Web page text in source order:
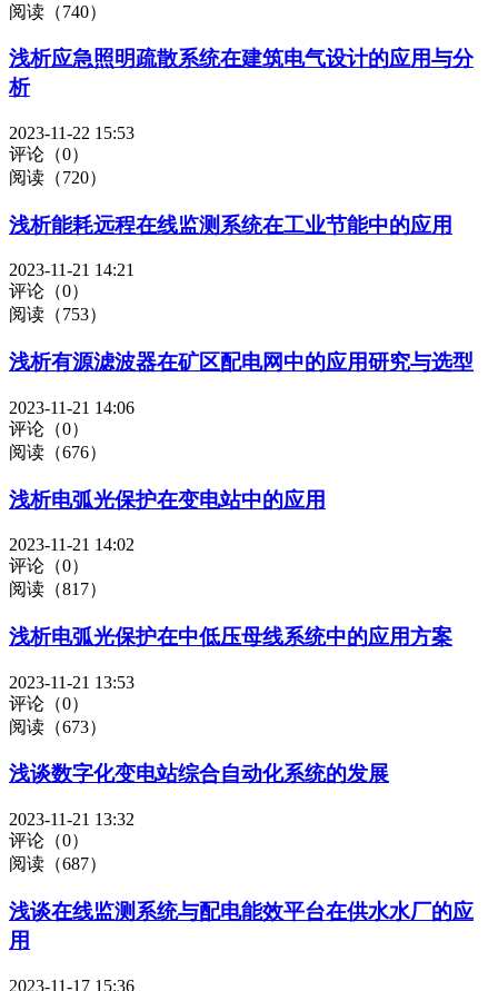
阅读（740）
浅析应急照明疏散系统在建筑电气设计的应用与分
析
2023-11-22 15:53
评论（0）
阅读（720）
浅析能耗远程在线监测系统在工业节能中的应用
2023-11-21 14:21
评论（0）
阅读（753）
浅析有源滤波器在矿区配电网中的应用研究与选型
2023-11-21 14:06
评论（0）
阅读（676）
浅析电弧光保护在变电站中的应用
2023-11-21 14:02
评论（0）
阅读（817）
浅析电弧光保护在中低压母线系统中的应用方案
2023-11-21 13:53
评论（0）
阅读（673）
浅谈数字化变电站综合自动化系统的发展
2023-11-21 13:32
评论（0）
阅读（687）
浅谈在线监测系统与配电能效平台在供水水厂的应
用
2023-11-17 15:36